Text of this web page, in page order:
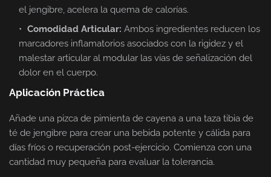
el jengibre, acelera la quema de calorías.
Comodidad Articular: Ambos ingredientes reducen los
marcadores inflamatorios asociados con la rigidez y el
malestar articular al modular las vías de señalización del
dolor en el cuerpo.
Aplicación Práctica
Añade una pizca de pimienta de cayena a una taza tibia de
té de jengibre para crear una bebida potente y cálida para
días fríos o recuperación post-ejercicio. Comienza con una
cantidad muy pequeña para evaluar la tolerancia.